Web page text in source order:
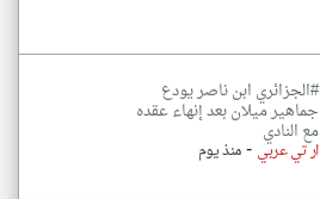
#الجزائري ابن ناصر يودع
جماهير ميلان بعد إنهاء عقده
مع النادي
ار تي عربي -منذ يوم